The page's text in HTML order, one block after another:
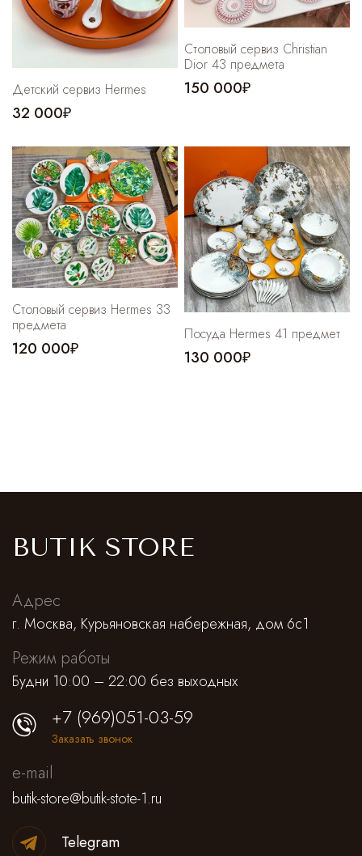
Детский сервиз Hermes
32 000₽
Столовый сервиз Christian
Dior 43 предмета
150 000₽
Столовый сервиз Hermes 33
предмета
120 000₽
Посуда Hermes 41 предмет
130 000₽
BUTIK STORE
Адрес
г. Москва, Курьяновская набережная, дом 6с1
Режим работы
Будни 10:00 – 22:00 без выходных
+7 (969)051-03-59
Заказать звонок
e-mail
butik-store@butik-stote-1.ru
Telegram